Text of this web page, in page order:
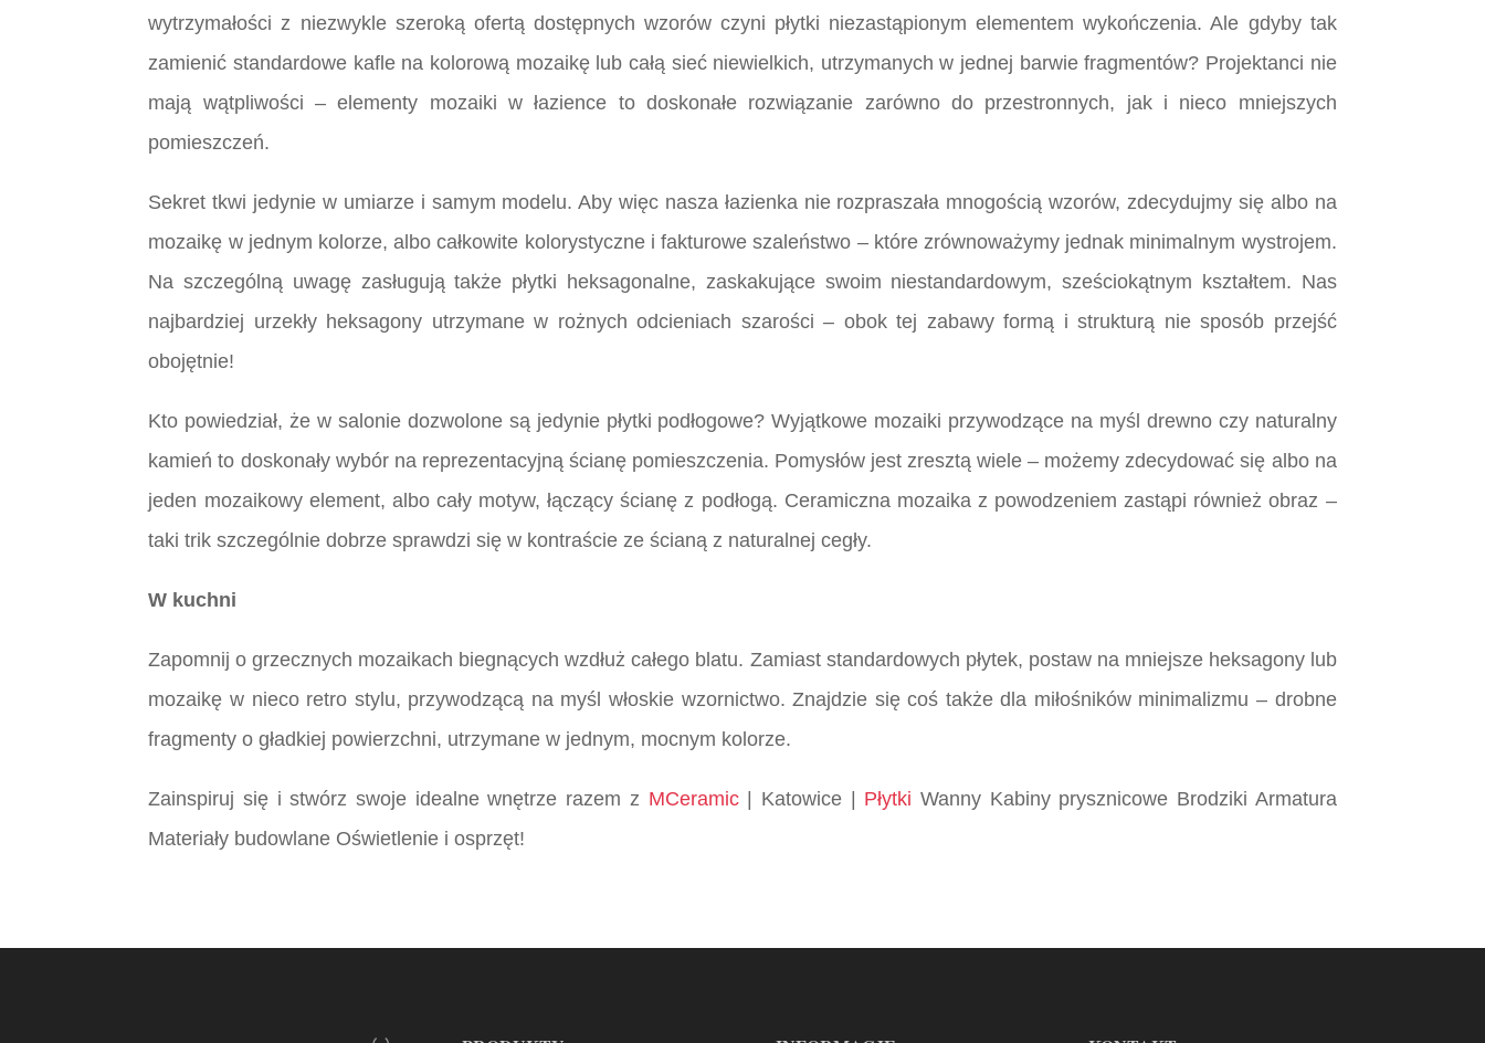
wytrzymałości z niezwykle szeroką ofertą dostępnych wzorów czyni płytki niezastąpionym elementem wykończenia. Ale gdyby tak
zamienić standardowe kafle na kolorową mozaikę lub całą sieć niewielkich, utrzymanych w jednej barwie fragmentów? Projektanci nie
mają wątpliwości – elementy mozaiki w łazience to doskonałe rozwiązanie zarówno do przestronnych, jak i nieco mniejszych
pomieszczeń.
Sekret tkwi jedynie w umiarze i samym modelu. Aby więc nasza łazienka nie rozpraszała mnogością wzorów, zdecydujmy się albo na
mozaikę w jednym kolorze, albo całkowite kolorystyczne i fakturowe szaleństwo – które zrównoważymy jednak minimalnym wystrojem.
Na szczególną uwagę zasługują także płytki heksagonalne, zaskakujące swoim niestandardowym, sześciokątnym kształtem. Nas
najbardziej urzekły heksagony utrzymane w rożnych odcieniach szarości – obok tej zabawy formą i strukturą nie sposób przejść
obojętnie!
Kto powiedział, że w salonie dozwolone są jedynie płytki podłogowe? Wyjątkowe mozaiki przywodzące na myśl drewno czy naturalny
kamień to doskonały wybór na reprezentacyjną ścianę pomieszczenia. Pomysłów jest zresztą wiele – możemy zdecydować się albo na
jeden mozaikowy element, albo cały motyw, łączący ścianę z podłogą. Ceramiczna mozaika z powodzeniem zastąpi również obraz –
taki trik szczególnie dobrze sprawdzi się w kontraście ze ścianą z naturalnej cegły.
W kuchni
Zapomnij o grzecznych mozaikach biegnących wzdłuż całego blatu. Zamiast standardowych płytek, postaw na mniejsze heksagony lub
mozaikę w nieco retro stylu, przywodzącą na myśl włoskie wzornictwo. Znajdzie się coś także dla miłośników minimalizmu – drobne
fragmenty o gładkiej powierzchni, utrzymane w jednym, mocnym kolorze.
Zainspiruj się i stwórz swoje idealne wnętrze razem z MCeramic| Katowice | Płytki Wanny Kabiny prysznicowe Brodziki Armatura
Materiały budowlane Oświetlenie i osprzęt!